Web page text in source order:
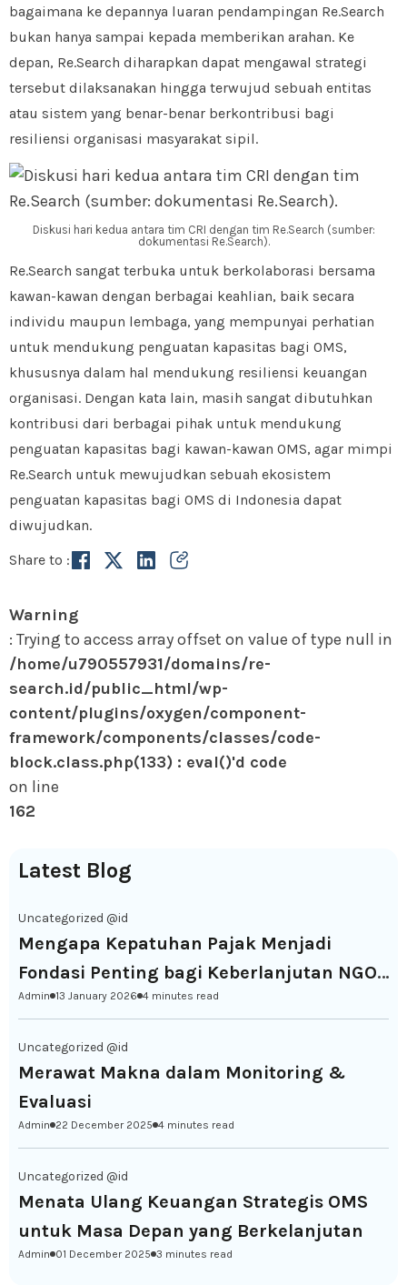
bagaimana ke depannya luaran pendampingan Re.Search
bukan hanya sampai kepada memberikan arahan. Ke
depan, Re.Search diharapkan dapat mengawal strategi
tersebut dilaksanakan hingga terwujud sebuah entitas
atau sistem yang benar-benar berkontribusi bagi
resiliensi organisasi masyarakat sipil.
Diskusi hari kedua antara tim CRI dengan tim Re.Search (sumber:
dokumentasi Re.Search).
Re.Search sangat terbuka untuk berkolaborasi bersama
kawan-kawan dengan berbagai keahlian, baik secara
individu maupun lembaga, yang mempunyai perhatian
untuk mendukung penguatan kapasitas bagi OMS,
khususnya dalam hal mendukung resiliensi keuangan
organisasi. Dengan kata lain, masih sangat dibutuhkan
kontribusi dari berbagai pihak untuk mendukung
penguatan kapasitas bagi kawan-kawan OMS, agar mimpi
Re.Search untuk mewujudkan sebuah ekosistem
penguatan kapasitas bagi OMS di Indonesia dapat
diwujudkan.
Share to :
Warning
: Trying to access array offset on value of type null in
/home/u790557931/domains/re-
search.id/public_html/wp-
content/plugins/oxygen/component-
framework/components/classes/code-
block.class.php(133) : eval()'d code
on line
162
Latest Blog
Uncategorized @id
Mengapa Kepatuhan Pajak Menjadi
Fondasi Penting bagi Keberlanjutan NGO
di Indonesia
Admin 13 January 2026 4 minutes read
Uncategorized @id
Merawat Makna dalam Monitoring &
Evaluasi
Admin 22 December 2025 4 minutes read
Uncategorized @id
Menata Ulang Keuangan Strategis OMS
untuk Masa Depan yang Berkelanjutan
Admin 01 December 2025 3 minutes read